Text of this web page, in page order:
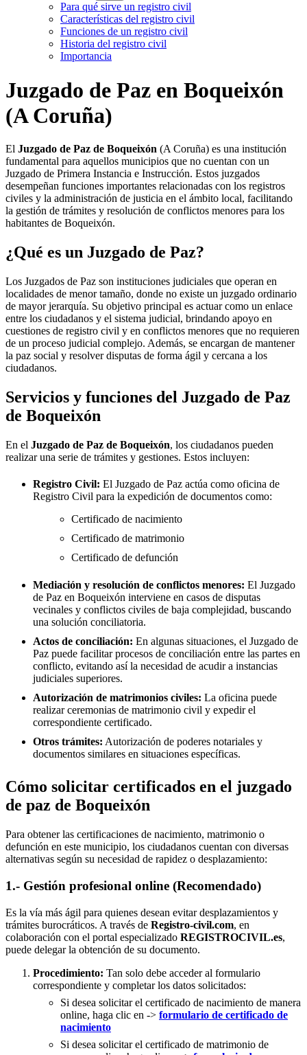
Para qué sirve un registro civil
Características del registro civil
Funciones de un registro civil
Historia del registro civil
Importancia
Juzgado de Paz en Boqueixón
(A Coruña)
El Juzgado de Paz de Boqueixón (A Coruña) es una institución
fundamental para aquellos municipios que no cuentan con un
Juzgado de Primera Instancia e Instrucción. Estos juzgados
desempeñan funciones importantes relacionadas con los registros
civiles y la administración de justicia en el ámbito local, facilitando
la gestión de trámites y resolución de conflictos menores para los
habitantes de Boqueixón.
¿Qué es un Juzgado de Paz?
Los Juzgados de Paz son instituciones judiciales que operan en
localidades de menor tamaño, donde no existe un juzgado ordinario
de mayor jerarquía. Su objetivo principal es actuar como un enlace
entre los ciudadanos y el sistema judicial, brindando apoyo en
cuestiones de registro civil y en conflictos menores que no requieren
de un proceso judicial complejo. Además, se encargan de mantener
la paz social y resolver disputas de forma ágil y cercana a los
ciudadanos.
Servicios y funciones del Juzgado de Paz
de Boqueixón
En el Juzgado de Paz de Boqueixón, los ciudadanos pueden
realizar una serie de trámites y gestiones. Estos incluyen:
Registro Civil: El Juzgado de Paz actúa como oficina de
Registro Civil para la expedición de documentos como:
Certificado de nacimiento
Certificado de matrimonio
Certificado de defunción
Mediación y resolución de conflictos menores: El Juzgado
de Paz en Boqueixón interviene en casos de disputas
vecinales y conflictos civiles de baja complejidad, buscando
una solución conciliatoria.
Actos de conciliación: En algunas situaciones, el Juzgado de
Paz puede facilitar procesos de conciliación entre las partes en
conflicto, evitando así la necesidad de acudir a instancias
judiciales superiores.
Autorización de matrimonios civiles: La oficina puede
realizar ceremonias de matrimonio civil y expedir el
correspondiente certificado.
Otros trámites: Autorización de poderes notariales y
documentos similares en situaciones específicas.
Cómo solicitar certificados en el juzgado
de paz de Boqueixón
Para obtener las certificaciones de nacimiento, matrimonio o
defunción en este municipio, los ciudadanos cuentan con diversas
alternativas según su necesidad de rapidez o desplazamiento:
1.- Gestión profesional online (Recomendado)
Es la vía más ágil para quienes desean evitar desplazamientos y
trámites burocráticos. A través de Registro-civil.com, en
colaboración con el portal especializado REGISTROCIVIL.es,
puede delegar la obtención de su documento.
Procedimiento: Tan solo debe acceder al formulario
correspondiente y completar los datos solicitados:
Si desea solicitar el certificado de nacimiento de manera
online, haga clic en -> formulario de certificado de
nacimiento
Si desea solicitar el certificado de matrimonio de